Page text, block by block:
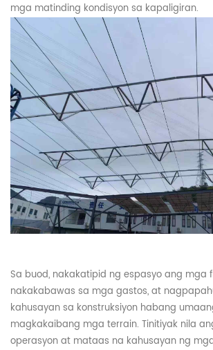
mga matinding kondisyon sa kapaligiran.
Sa buod, nakakatipid ng espasyo ang mga
nakakabawas sa mga gastos, at
kahusayan sa konstruksiyon habang
magkakaibang mga terrain. Tinitiyak nila
operasyon at mataas na kahusayan ng